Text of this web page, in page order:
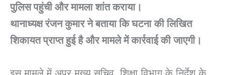
पुलिस पहुंची और मामला शांत कराया।
थानाध्यक्ष रंजन कुमार ने बताया कि घटना की लिखित
शिकायत प्राप्त हुई है और मामले में कार्रवाई की जाएगी।